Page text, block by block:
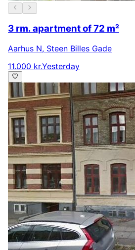
3 rm. apartment of 72 m²
Aarhus N, Steen Billes Gade
11.000 kr.Yesterday